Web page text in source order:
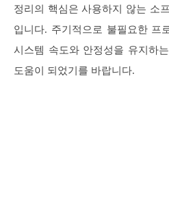
정리의 핵심은 사용하지 않는 소
입니다. 주기적으로 불필요한 프
시스템 속도와 안정성을 유지하
도움이 되었기를 바랍니다.